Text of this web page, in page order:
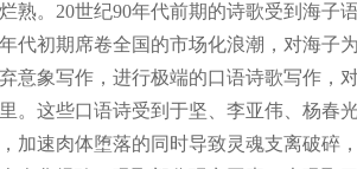
20世纪90年代前期的诗歌受到海子
初期席卷全国的市场化浪潮，对海子
意象写作，进行极端的口语诗歌写作，
这些口语诗受到于坚、李亚伟、杨春
速肉体堕落的同时导致灵魂支离破碎